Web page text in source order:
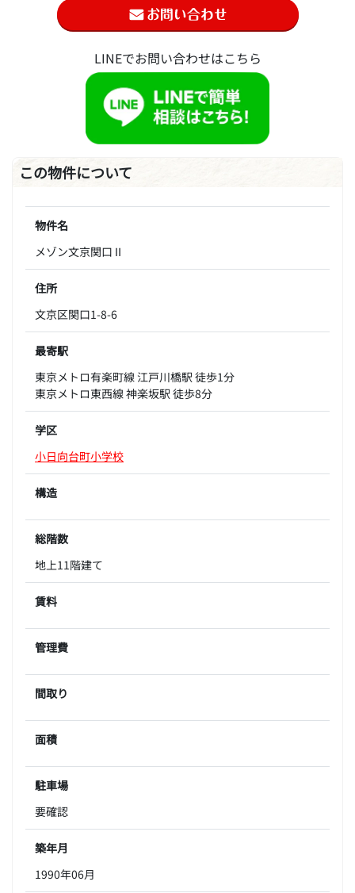
LINEでお問い合わせはこちら
この物件について
物件名
メゾン文京関口Ⅱ
住所
文京区関口1-8-6
最寄駅
東京メトロ有楽町線 江戸川橋駅 徒歩1分
東京メトロ東西線 神楽坂駅 徒歩8分
学区
小日向台町小学校
構造
総階数
地上11階建て
賃料
管理費
間取り
面積
駐車場
要確認
築年月
1990年06月